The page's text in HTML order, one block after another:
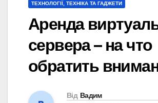
ТЕХНОЛОГІЇ, ТЕХНІКА ТА ГАДЖЕТИ
Аренда
сервера – на что
обратить
Від Вадим